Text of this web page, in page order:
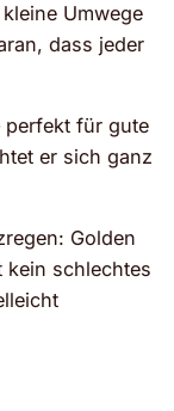
Umwege
dass jeder
perfekt für gute
er sich ganz
Golden
kein schlechtes